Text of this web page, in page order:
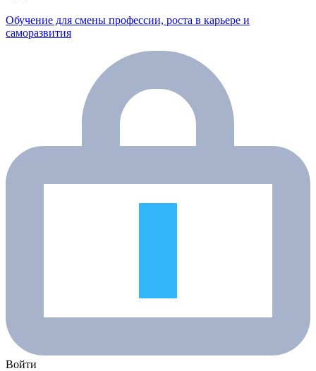
Обучение для смены профессии, роста в карьере и
саморазвития
Войти